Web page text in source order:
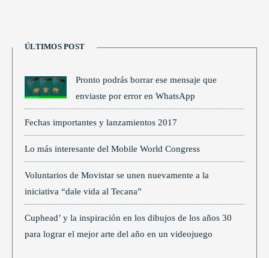
ÚLTIMOS POST
Pronto podrás borrar ese mensaje que
enviaste por error en WhatsApp
Fechas importantes y lanzamientos 2017
Lo más interesante del Mobile World Congress
Voluntarios de Movistar se unen nuevamente a la
iniciativa “dale vida al Tecana”
Cuphead’ y la inspiración en los dibujos de los años 30
para lograr el mejor arte del año en un videojuego